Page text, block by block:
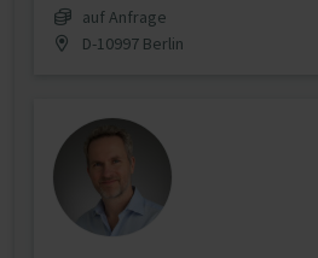
auf Anfrage
D-10997 Berlin